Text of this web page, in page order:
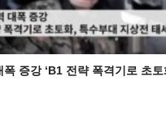
증강 ‘B1 전략 폭격기로 초